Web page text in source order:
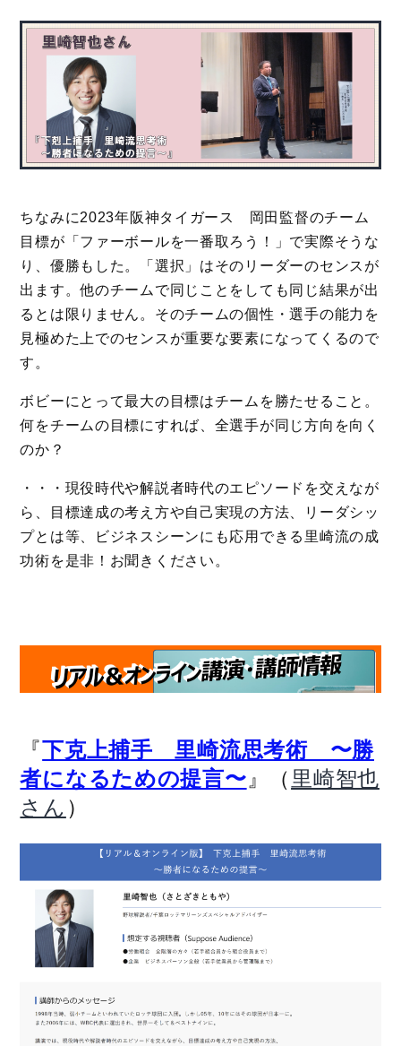
ちなみに2023年阪神タイガース 岡田監督のチーム
目標が「ファーボールを一番取ろう！」で実際そうな
り、優勝もした。「選択」はそのリーダーのセンスが
出ます。他のチームで同じことをしても同じ結果が出
るとは限りません。そのチームの個性・選手の能力を
見極めた上でのセンスが重要な要素になってくるので
す。
ボビーにとって最大の目標はチームを勝たせること。
何をチームの目標にすれば、全選手が同じ方向を向く
のか？
・・・現役時代や解説者時代のエピソードを交えなが
ら、目標達成の考え方や自己実現の方法、リーダシッ
プとは等、ビジネスシーンにも応用できる里崎流の成
功術を是非！お聞きください。
『下克上捕手 里崎流思考術 〜勝
者になるための提言〜 』（ 里崎智也
さん ）